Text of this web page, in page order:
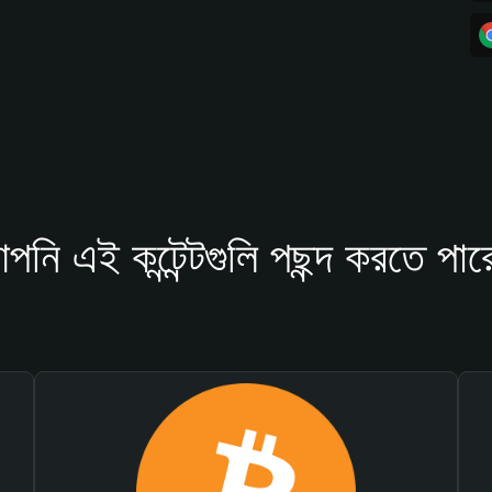
এই কন্টেন্টগুলি পছন্দ করতে